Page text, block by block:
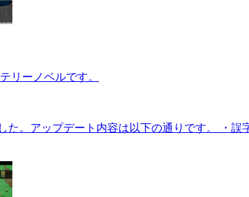
リーノベルです。
た。アップデート内容は以下の通りです。 ・